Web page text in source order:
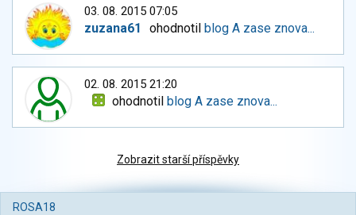
03. 08. 2015 07:05
zuzana61 ohodnotil blog A zase znova...
02. 08. 2015 21:20
ohodnotil blog A zase znova...
Zobrazit starší příspěvky
ROSA18